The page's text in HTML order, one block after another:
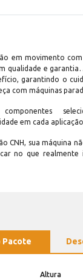
em movimento com
qualidade e
garantindo o
com máquinas
em cada
CNH, sua máquina
no que realmente
Pacote
Altura